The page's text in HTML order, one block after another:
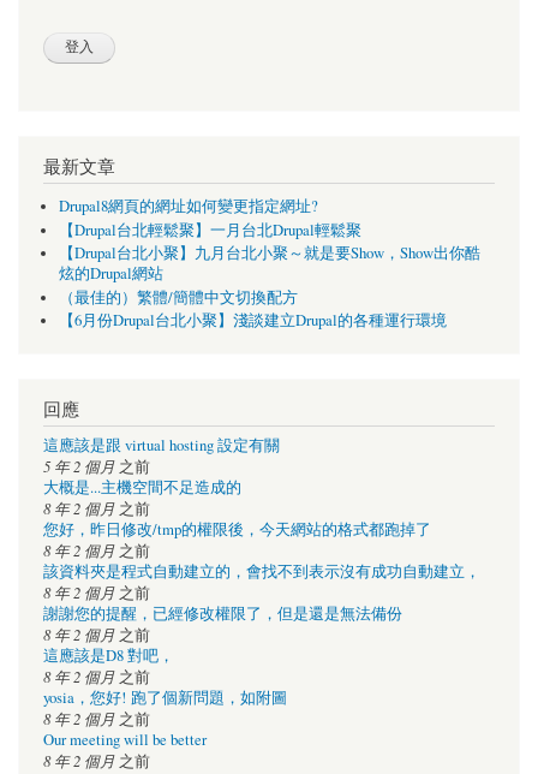
最新文章
Drupal8網頁的網址如何變更指定網址?
【Drupal台北輕鬆聚】一月台北Drupal輕鬆聚
【Drupal台北小聚】九月台北小聚～就是要Show，Show出你酷
炫的Drupal網站
（最佳的）繁體/簡體中文切換配方
【6月份Drupal台北小聚】淺談建立Drupal的各種運行環境
回應
這應該是跟 virtual hosting 設定有關
5 年 2 個月 之前
大概是...主機空間不足造成的
8 年 2 個月 之前
您好，昨日修改/tmp的權限後，今天網站的格式都跑掉了
8 年 2 個月 之前
該資料夾是程式自動建立的，會找不到表示沒有成功自動建立，
8 年 2 個月 之前
謝謝您的提醒，已經修改權限了，但是還是無法備份
8 年 2 個月 之前
這應該是D8 對吧，
8 年 2 個月 之前
yosia，您好! 跑了個新問題，如附圖
8 年 2 個月 之前
Our meeting will be better
8 年 2 個月 之前